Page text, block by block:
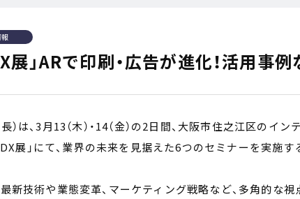
展」ARで印刷・広告が進化！活用事
は、3月13（木）・14（金）の2日間、大阪市住之江区のイ
展」にて、業界の未来を見据えた6つのセミナーを実施す
最新技術や業態変革、マーケティング戦略など、多角的な